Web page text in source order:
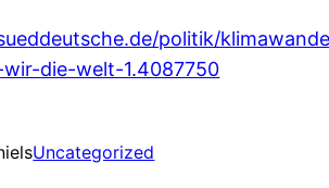
politik/
die-welt-1.4087750
Uncategorized